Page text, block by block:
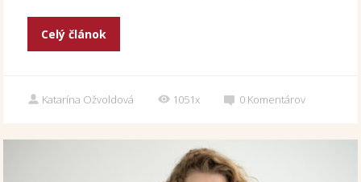
Celý článok
Katarína Ožvoldová 1051x 0 Komentárov